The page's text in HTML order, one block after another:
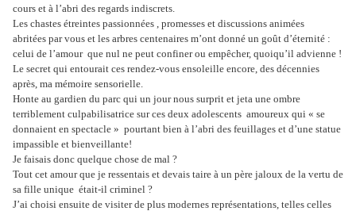
cours et à l’abri des regards indiscrets.
Les chastes étreintes passionnées , promesses et discussions animées
abritées par vous et les arbres centenaires m’ont donné un goût d’éternité :
celui de l’amour que nul ne peut confiner ou empêcher, quoiqu’il advienne !
Le secret qui entourait ces rendez-vous ensoleille encore, des décennies
après, ma mémoire sensorielle.
Honte au gardien du parc qui un jour nous surprit et jeta une ombre
terriblement culpabilisatrice sur ces deux adolescents amoureux qui « se
donnaient en spectacle » pourtant bien à l’abri des feuillages et d’une statue
impassible et bienveillante!
Je faisais donc quelque chose de mal ?
Tout cet amour que je ressentais et devais taire à un père jaloux de la vertu de
sa fille unique était-il criminel ?
J’ai choisi ensuite de visiter de plus modernes représentations, telles celles